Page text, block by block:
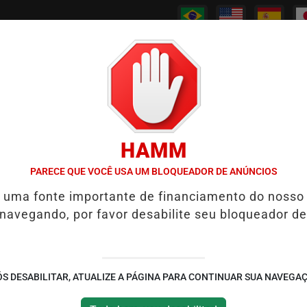
CANAL RPJ CONTATO
APÓS TRÊS ANOS 7 SINAIS DE QUE UM IDOSO DEVE
o Brasil, o Japão
do planeta
de 1980 e 1990
HAMM
PARECE QUE VOCÊ USA UM BLOQUEADOR DE ANÚNCIOS
fonte importante de financiamento do nosso
por favor desabilite seu bloqueador
DESABILITAR, ATUALIZE A PÁGINA PARA CONTINUAR SUA